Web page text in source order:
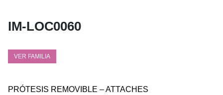
IM-LOC0060
VER FAMILIA
PRÓTESIS REMOVIBLE – ATTACHES